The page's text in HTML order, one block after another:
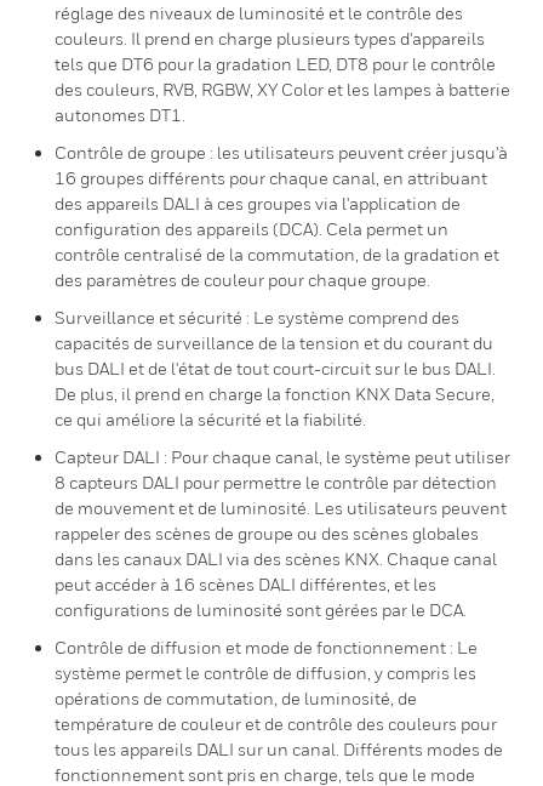
réglage des niveaux de luminosité et le contrôle des
couleurs. Il prend en charge plusieurs types d'appareils
tels que DT6 pour la gradation LED, DT8 pour le contrôle
des couleurs, RVB, RGBW, XY Color et les lampes à batterie
autonomes DT1.
Contrôle de groupe : les utilisateurs peuvent créer jusqu'à
16 groupes différents pour chaque canal, en attribuant
des appareils DALI à ces groupes via l'application de
configuration des appareils (DCA). Cela permet un
contrôle centralisé de la commutation, de la gradation et
des paramètres de couleur pour chaque groupe.
Surveillance et sécurité : Le système comprend des
capacités de surveillance de la tension et du courant du
bus DALI et de l'état de tout court-circuit sur le bus DALI.
De plus, il prend en charge la fonction KNX Data Secure,
ce qui améliore la sécurité et la fiabilité.
Capteur DALI : Pour chaque canal, le système peut utiliser
8 capteurs DALI pour permettre le contrôle par détection
de mouvement et de luminosité. Les utilisateurs peuvent
rappeler des scènes de groupe ou des scènes globales
dans les canaux DALI via des scènes KNX. Chaque canal
peut accéder à 16 scènes DALI différentes, et les
configurations de luminosité sont gérées par le DCA.
Contrôle de diffusion et mode de fonctionnement : Le
système permet le contrôle de diffusion, y compris les
opérations de commutation, de luminosité, de
température de couleur et de contrôle des couleurs pour
tous les appareils DALI sur un canal. Différents modes de
fonctionnement sont pris en charge, tels que le mode